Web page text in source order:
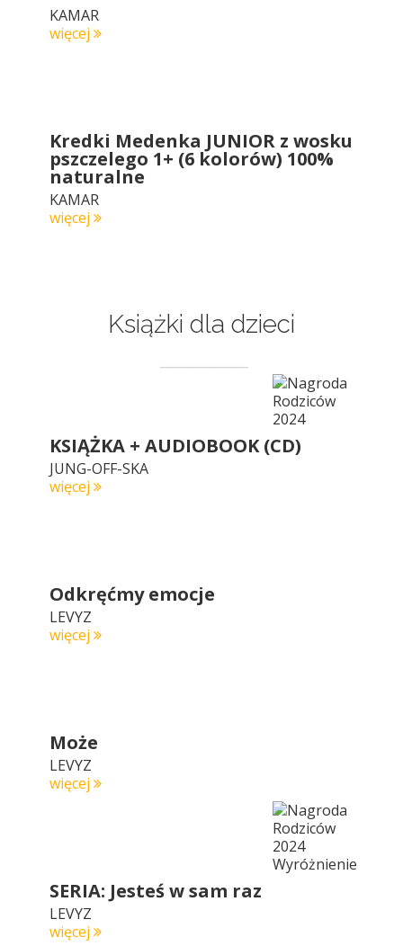
KAMAR
więcej
Kredki Medenka JUNIOR z wosku
pszczelego 1+ (6 kolorów) 100%
naturalne
KAMAR
więcej
Książki dla dzieci
KSIĄŻKA + AUDIOBOOK (CD)
JUNG-OFF-SKA
więcej
Odkręćmy emocje
LEVYZ
więcej
Może
LEVYZ
więcej
SERIA: Jesteś w sam raz
LEVYZ
więcej